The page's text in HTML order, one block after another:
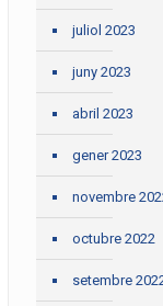
juliol 2023
juny 2023
abril 2023
gener 2023
novembre
octubre 2022
setembre